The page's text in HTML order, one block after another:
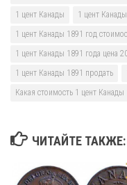
1 цент Канады 1 цент
1 цент Канады 1891 год
1 цент Канады 1891 года цена
1 цент Канады 1891 продать
Какая стоимость 1 цент Канады
ЧИТАЙТЕ ТАКЖЕ: